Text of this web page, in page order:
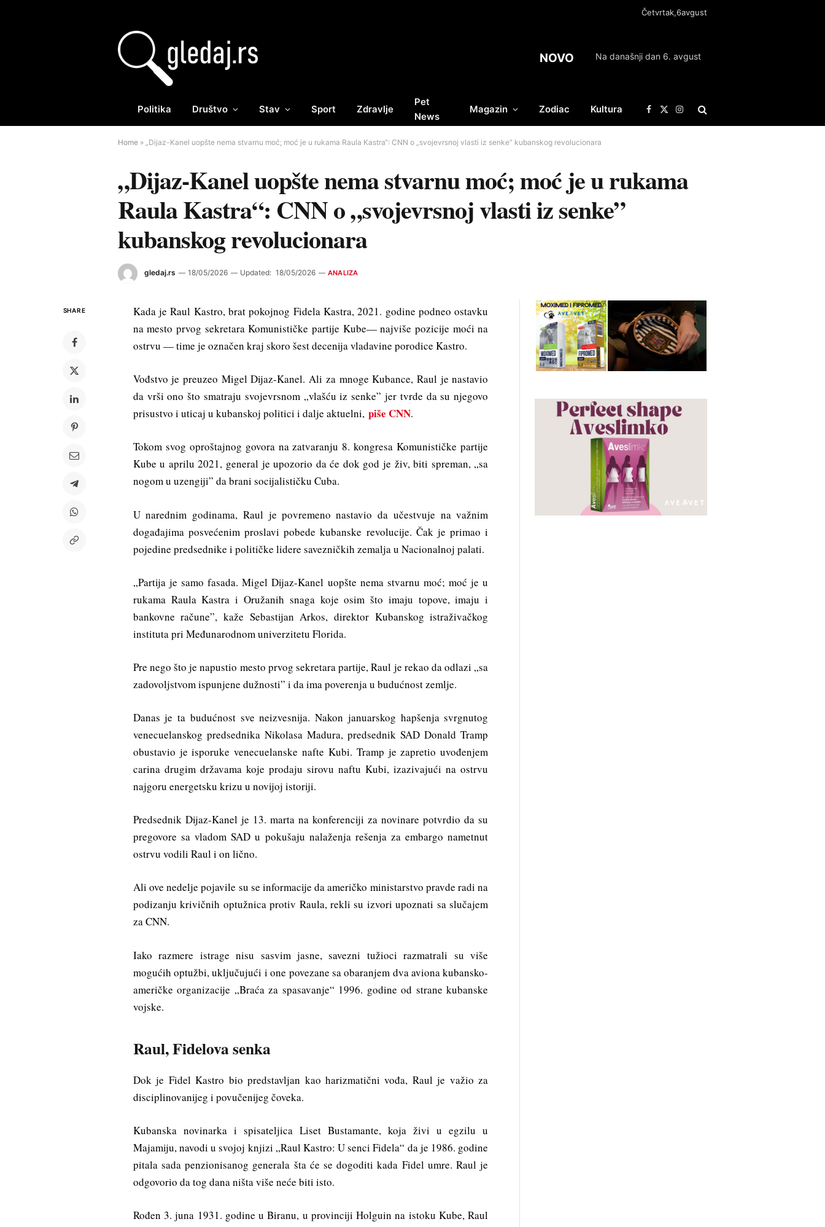
Četvrtak,6avgust
NOVO Na današnji dan 6. avgust
Politika Društvo Stav Sport Zdravlje
Pet
News
Magazin Zodiac Kultura Facebook
X
(Twitter)
Instagram
Home » „Dijaz-Kanel uopšte nema stvarnu moć; moć je u rukama Raula Kastra“: CNN o „svojevrsnoj vlasti iz senke” kubanskog revolucionara
„Dijaz-Kanel uopšte nema stvarnu moć; moć je u rukama
Raula Kastra“: CNN o „svojevrsnoj vlasti iz senke”
kubanskog revolucionara
gledaj.rs 18/05/2026 Updated: 18/05/2026 ANALIZA
SHARE
Kada je Raul Kastro, brat pokojnog Fidela Kastra, 2021. godine podneo ostavku
na mesto prvog sekretara Komunističke partije Kube— najviše pozicije moći na
ostrvu — time je označen kraj skoro šest decenija vladavine porodice Kastro.
Vođstvo je preuzeo Migel Dijaz-Kanel. Ali za mnoge Kubance, Raul je nastavio
da vrši ono što smatraju svojevrsnom „vlašću iz senke” jer tvrde da su njegovo
prisustvo i uticaj u kubanskoj politici i dalje aktuelni, piše CNN.
Tokom svog oproštajnog govora na zatvaranju 8. kongresa Komunističke partije
Kube u aprilu 2021, general je upozorio da će dok god je živ, biti spreman, „sa
nogom u uzengiji” da brani socijalističku Cuba.
U narednim godinama, Raul je povremeno nastavio da učestvuje na važnim
događajima posvećenim proslavi pobede kubanske revolucije. Čak je primao i
pojedine predsednike i političke lidere savezničkih zemalja u Nacionalnoj palati.
„Partija je samo fasada. Migel Dijaz-Kanel uopšte nema stvarnu moć; moć je u
rukama Raula Kastra i Oružanih snaga koje osim što imaju topove, imaju i
bankovne račune”, kaže Sebastijan Arkos, direktor Kubanskog istraživačkog
instituta pri Međunarodnom univerzitetu Florida.
Pre nego što je napustio mesto prvog sekretara partije, Raul je rekao da odlazi „sa
zadovoljstvom ispunjene dužnosti” i da ima poverenja u budućnost zemlje.
Danas je ta budućnost sve neizvesnija. Nakon januarskog hapšenja svrgnutog
venecuelanskog predsednika Nikolasa Madura, predsednik SAD Donald Tramp
obustavio je isporuke venecuelanske nafte Kubi. Tramp je zapretio uvođenjem
carina drugim državama koje prodaju sirovu naftu Kubi, izazivajući na ostrvu
najgoru energetsku krizu u novijoj istoriji.
Predsednik Dijaz-Kanel je 13. marta na konferenciji za novinare potvrdio da su
pregovore sa vladom SAD u pokušaju nalaženja rešenja za embargo nametnut
ostrvu vodili Raul i on lično.
Ali ove nedelje pojavile su se informacije da američko ministarstvo pravde radi na
podizanju krivičnih optužnica protiv Raula, rekli su izvori upoznati sa slučajem
za CNN.
Iako razmere istrage nisu sasvim jasne, savezni tužioci razmatrali su više
mogućih optužbi, uključujući i one povezane sa obaranjem dva aviona kubansko-
američke organizacije „Braća za spasavanje“ 1996. godine od strane kubanske
vojske.
Raul, Fidelova senka
Dok je Fidel Kastro bio predstavljan kao harizmatični vođa, Raul je važio za
disciplinovanijeg i povučenijeg čoveka.
Kubanska novinarka i spisateljica Liset Bustamante, koja živi u egzilu u
Majamiju, navodi u svojoj knjizi „Raul Kastro: U senci Fidela“ da je 1986. godine
pitala sada penzionisanog generala šta će se dogoditi kada Fidel umre. Raul je
odgovorio da tog dana ništa više neće biti isto.
Rođen 3. juna 1931. godine u Biranu, u provinciji Holguin na istoku Kube, Raul